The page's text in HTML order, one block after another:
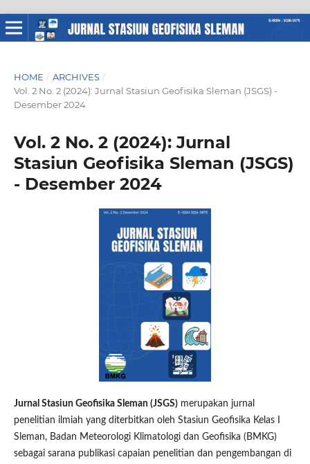
HOME / ARCHIVES /
Vol. 2 No. 2 (2024): Jurnal Stasiun Geofisika Sleman (JSGS) -
Desember 2024
Vol. 2 No. 2 (2024): Jurnal
Stasiun Geofisika Sleman (JSGS)
- Desember 2024
Jurnal Stasiun Geofisika Sleman (JSGS)merupakan jurnal
penelitian ilmiah yang diterbitkan oleh Stasiun Geofisika Kelas I
Sleman, Badan Meteorologi Klimatologi dan Geofisika (BMKG)
sebagai sarana publikasi capaian penelitian dan pengembangan di